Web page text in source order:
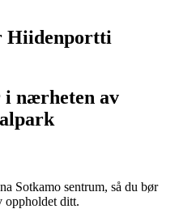
Hiidenportti
i nærheten av
Sotkamo sentrum, så du bør
oppholdet ditt.